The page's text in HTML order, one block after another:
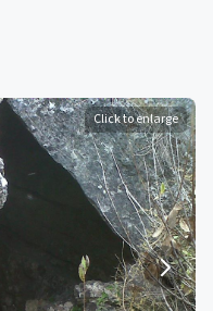
Click to enlarge